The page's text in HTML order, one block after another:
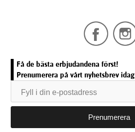
Få de bästa erbjudandena först!
Prenumerera på vårt nyhetsbrev idag